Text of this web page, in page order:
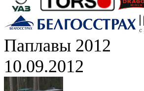
Паплавы 2012
10.09.2012